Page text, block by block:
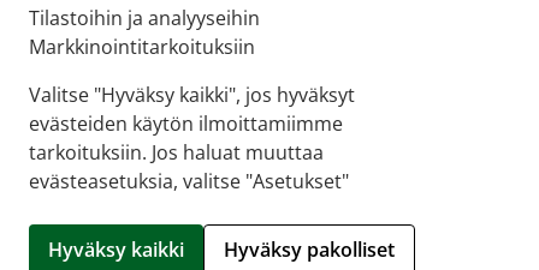
Tilastoihin ja analyyseihin
Markkinointitarkoituksiin
Valitse "Hyväksy kaikki", jos hyväksyt
evästeiden käytön ilmoittamiimme
tarkoituksiin. Jos haluat muuttaa
evästeasetuksia, valitse "Asetukset"
Hyväksy kaikki Hyväksy pakolliset
kirjaamo@fimea.fi
Fimean vaihde:
029 522 3341